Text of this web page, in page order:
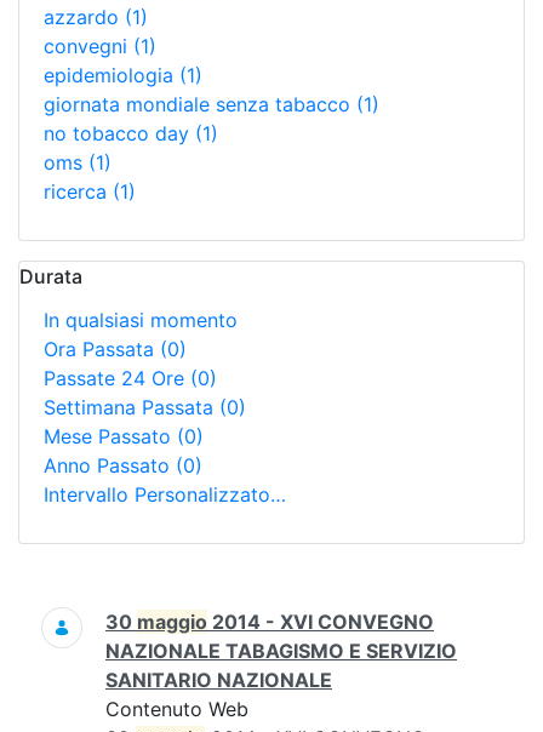
azzardo (1)
convegni (1)
epidemiologia (1)
giornata mondiale senza tabacco (1)
no tobacco day (1)
oms (1)
ricerca (1)
Durata
In qualsiasi momento
Ora Passata (0)
Passate 24 Ore (0)
Settimana Passata (0)
Mese Passato (0)
Anno Passato (0)
Intervallo Personalizzato…
Ricerca
30 maggio 2014 - XVI CONVEGNO
NAZIONALE TABAGISMO E SERVIZIO
SANITARIO NAZIONALE
Contenuto Web